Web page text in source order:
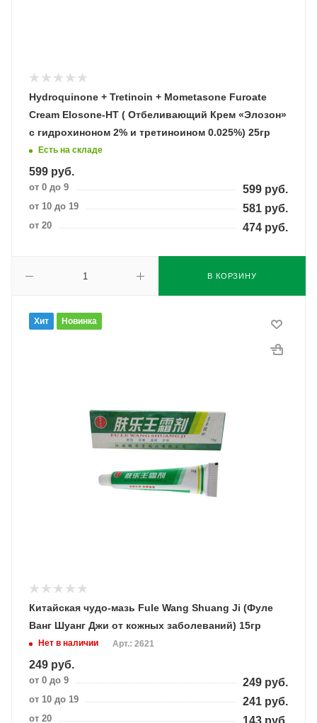
Hydroquinone + Tretinoin + Mometasone Furoate
Cream Elosone-HT ( Отбеливающий Крем «Элозон»
с гидрохиноном 2% и третиноином 0.025%) 25гр
Есть на складе
599 руб.
от 0 до 9 599 руб.
от 10 до 19 581 руб.
от 20 474 руб.
В КОРЗИНУ
Хит Новинка
Китайская чудо-мазь Fule Wang Shuang Ji (Фуле
Ванг Шуанг Джи от кожных заболеваний) 15гр
Нет в наличии Арт.: 2621
249 руб.
от 0 до 9 249 руб.
от 10 до 19 241 руб.
от 20 143 руб.